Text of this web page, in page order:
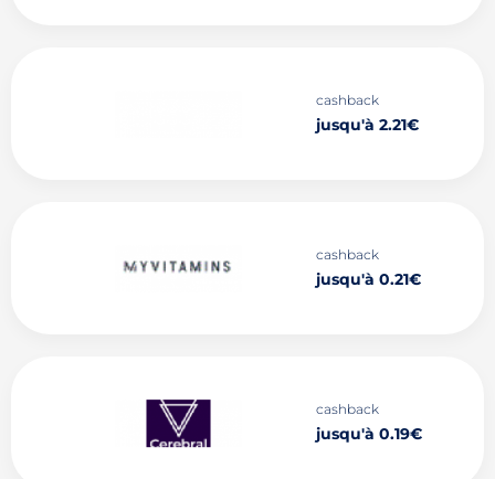
cashback
jusqu'à 2.21€
cashback
jusqu'à 0.21€
cashback
jusqu'à 0.19€